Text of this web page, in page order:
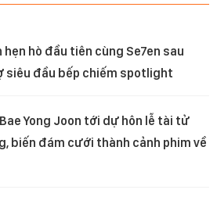
hẹn hò đầu tiên cùng Se7en sau
siêu đầu bếp chiếm spotlight
Yong Joon tới dự hôn lễ tài tử
biến đám cưới thành cảnh phim về